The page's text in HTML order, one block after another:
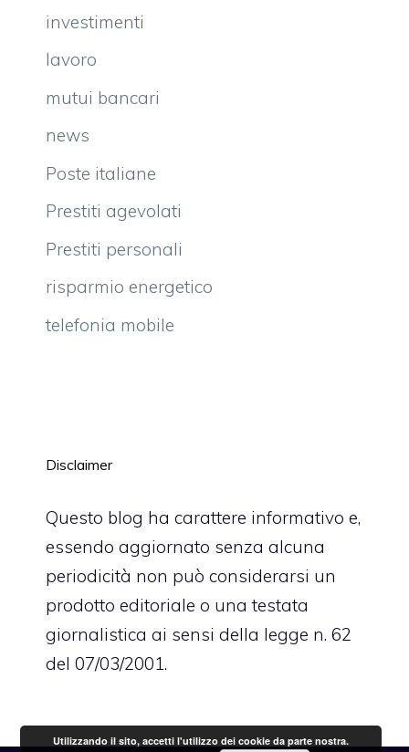
investimenti
lavoro
mutui bancari
news
Poste italiane
Prestiti agevolati
Prestiti personali
risparmio energetico
telefonia mobile
Disclaimer
Questo blog ha carattere informativo e,
essendo aggiornato senza alcuna
periodicità non può considerarsi un
prodotto editoriale o una testata
giornalistica ai sensi della legge n. 62
del 07/03/2001.
Utilizzando il sito, accetti l'utilizzo dei cookie da parte nostra.